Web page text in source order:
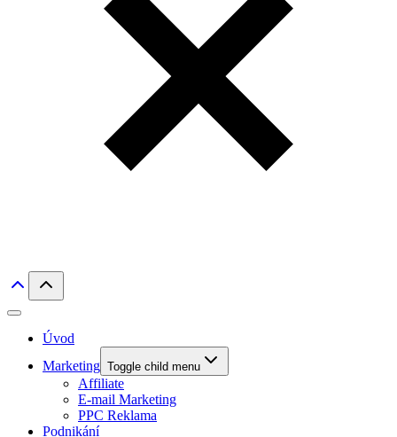
Úvod
Marketing Toggle child menu
Affiliate
E-mail Marketing
PPC Reklama
Podnikání